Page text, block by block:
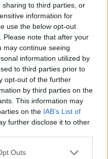
to third parties, or
information for
use the below opt-out
Please note that after your
may continue seeing
information utilized by
to third parties prior to
opt-out of the further
by third parties on the
This information may
on the IAB’s List of
further disclose it to other
Outs
tőzsdére Amerikában,
egy éve lebonyolító
A mintegy 20 milliárd
Group tavaly több mint 30
szemben az
átlagos teljesítményével
számában....